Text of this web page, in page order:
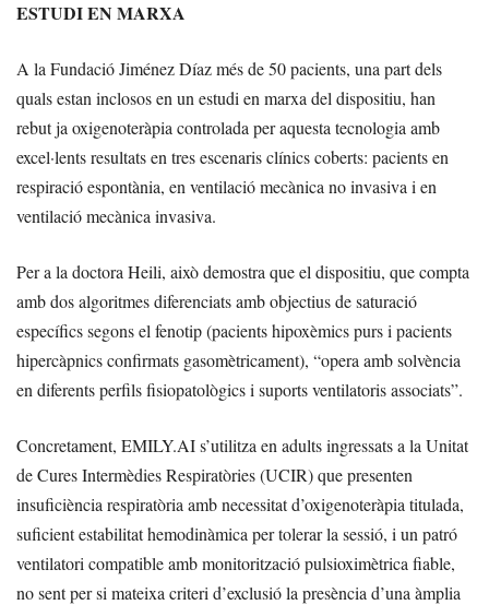
ESTUDI EN MARXA
A la Fundació Jiménez Díaz més de 50 pacients, una part dels
quals estan inclosos en un estudi en marxa del dispositiu, han
rebut ja oxigenoteràpia controlada per aquesta tecnologia amb
excel·lents resultats en tres escenaris clínics coberts: pacients en
respiració espontània, en ventilació mecànica no invasiva i en
ventilació mecànica invasiva.
Per a la doctora Heili, això demostra que el dispositiu, que compta
amb dos algoritmes diferenciats amb objectius de saturació
específics segons el fenotip (pacients hipoxèmics purs i pacients
hipercàpnics confirmats gasomètricament), “opera amb solvència
en diferents perfils fisiopatològics i suports ventilatoris associats”.
Concretament, EMILY.AI s’utilitza en adults ingressats a la Unitat
de Cures Intermèdies Respiratòries (UCIR) que presenten
insuficiència respiratòria amb necessitat d’oxigenoteràpia titulada,
suficient estabilitat hemodinàmica per tolerar la sessió, i un patró
ventilatori compatible amb monitorització pulsioximètrica fiable,
no sent per si mateixa criteri d’exclusió la presència d’una àmplia